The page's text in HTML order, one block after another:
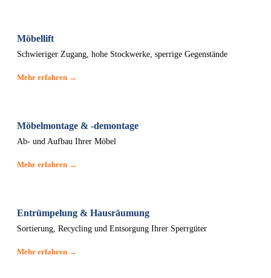
Möbellift
Schwieriger Zugang, hohe Stockwerke, sperrige Gegenstände
Mehr erfahren →
Möbelmontage & -demontage
Ab- und Aufbau Ihrer Möbel
Mehr erfahren →
Entrümpelung & Hausräumung
Sortierung, Recycling und Entsorgung Ihrer Sperrgüter
Mehr erfahren →